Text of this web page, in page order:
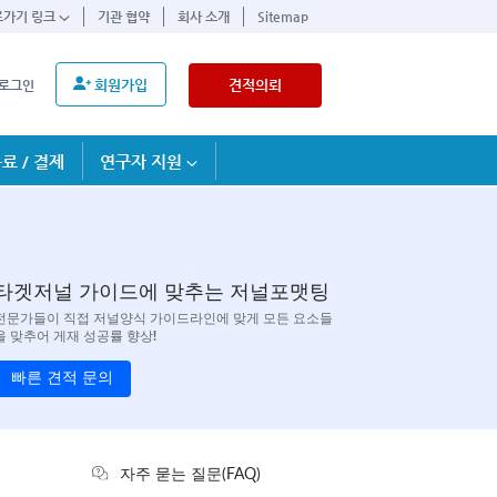
가기 링크 기관 협약 회사 소개 Sitemap
로그인 회원가입 견적의뢰
/ 결제 연구자 지원
겟저널 가이드에 맞추는 저널포맷팅
문가들이 직접 저널양식 가이드라인에 맞게 모든 요소들
맞추어 게재 성공률 향상!
빠른 견적 문의
자주 묻는 질문(FAQ)